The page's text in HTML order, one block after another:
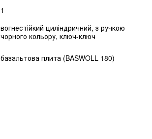
1
вогнестійкий циліндричний, з ручкою
чорного кольору, ключ-ключ
базальтова плита (BASWOLL 180)